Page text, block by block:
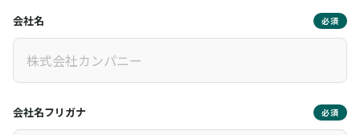
会社名 必須
会社名フリガナ 必須